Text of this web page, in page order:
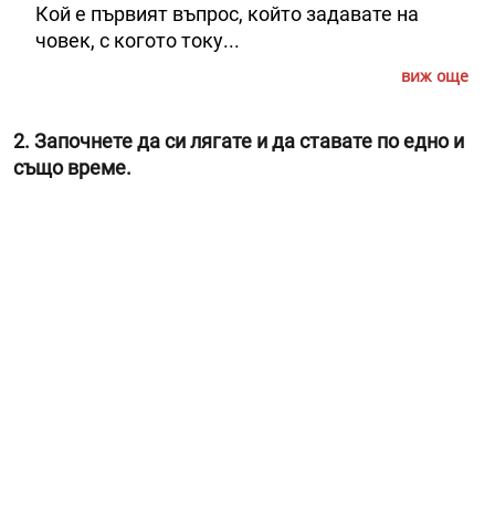
Кой е първият въпрос, който задавате на
човек, с когото току...
виж още
2. Започнете да си лягате и да ставате по едно и
също време.